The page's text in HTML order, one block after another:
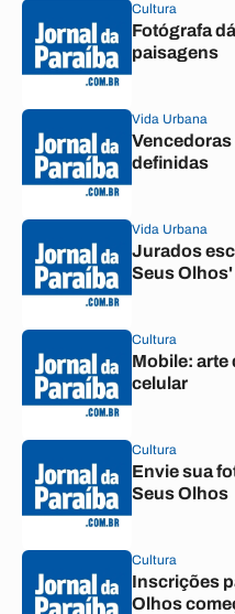
Cultura
Fotógrafa
paisagens
Vida Urbana
definidas
Vida Urbana
Jurados
Seus Olhos'
Cultura
Mobile: arte
celular
Cultura
Envie sua
Seus Olhos
Cultura
Inscrições
Olhos